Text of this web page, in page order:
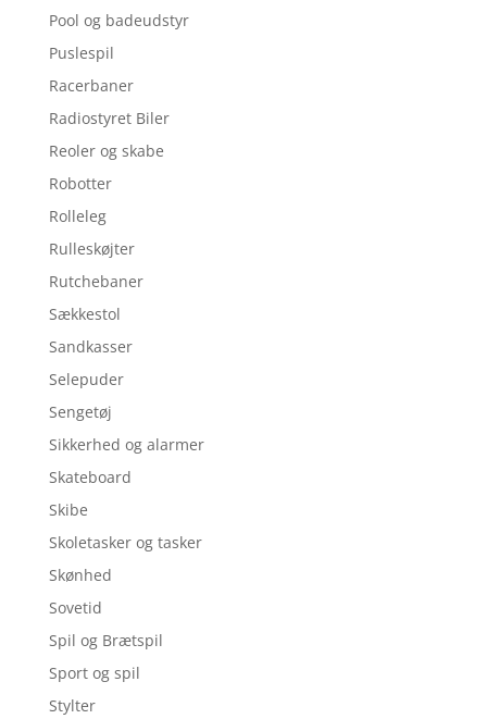
Pool og badeudstyr
Puslespil
Racerbaner
Radiostyret Biler
Reoler og skabe
Robotter
Rolleleg
Rulleskøjter
Rutchebaner
Sækkestol
Sandkasser
Selepuder
Sengetøj
Sikkerhed og alarmer
Skateboard
Skibe
Skoletasker og tasker
Skønhed
Sovetid
Spil og Brætspil
Sport og spil
Stylter